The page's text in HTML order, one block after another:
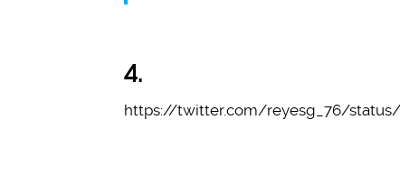
4.
https://twitter.com/reyesg_76/status/